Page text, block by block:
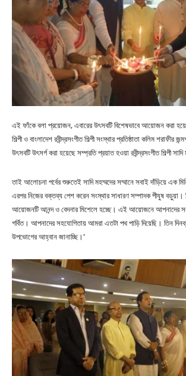
এই ফাঁকে বলা প্রয়োজন, এবারের উৎসবটি বিশেষভাবে আয়োজন করা হয়েছে
শিল্পী ও বাংলাদেশ রবীন্দ্রসংগীত শিল্পী সংস্থার প্রতিষ্ঠাতা কলিম শরাফীর
উৎসবটি উৎসর্গ করা হয়েছে সম্প্রতি প্রয়াত হওয়া রবীন্দ্রসংগীত শিল্পী সাদি
তাই আলোচনা পর্বের শুরুতেই সাদি মহম্মদের সম্মানে সবাই দাঁড়িয়ে এক
এরপর নিজের বক্তব্য পেশ করেন সংস্থার সাধারণ সম্পাদক পীযুষ বড়ুয়া।
আয়োজনটি আনন্দ ও বেদনার মিশেলে হচ্ছে। এই আয়োজনে আপনাদের
গর্বিত। আপনাদের সহযোগিতায় আমরা এতটা পথ পাড়ি দিয়েছি। তিন
উপভোগের আহ্বান জানাচ্ছি।’